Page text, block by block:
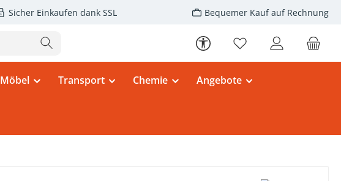
Sicher Einkaufen dank SSL Bequemer Kauf auf Rechnung
Werkzeugleiste anzeigen
Du hast 0 Produkte
Möbel Transport Chemie Angebote